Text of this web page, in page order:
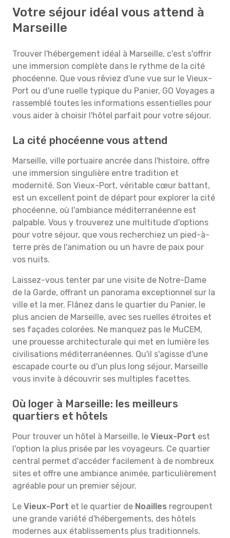
Votre séjour idéal vous attend à
Marseille
Trouver l'hébergement idéal à Marseille, c'est s'offrir
une immersion complète dans le rythme de la cité
phocéenne. Que vous rêviez d'une vue sur le Vieux-
Port ou d'une ruelle typique du Panier, GO Voyages a
rassemblé toutes les informations essentielles pour
vous aider à choisir l'hôtel parfait pour votre séjour.
La cité phocéenne vous attend
Marseille, ville portuaire ancrée dans l'histoire, offre
une immersion singulière entre tradition et
modernité. Son Vieux-Port, véritable cœur battant,
est un excellent point de départ pour explorer la cité
phocéenne, où l'ambiance méditerranéenne est
palpable. Vous y trouverez une multitude d'options
pour votre séjour, que vous recherchiez un pied-à-
terre près de l'animation ou un havre de paix pour
vos nuits.
Laissez-vous tenter par une visite de Notre-Dame
de la Garde, offrant un panorama exceptionnel sur la
ville et la mer. Flânez dans le quartier du Panier, le
plus ancien de Marseille, avec ses ruelles étroites et
ses façades colorées. Ne manquez pas le MuCEM,
une prouesse architecturale qui met en lumière les
civilisations méditerranéennes. Qu'il s'agisse d'une
escapade courte ou d'un plus long séjour, Marseille
vous invite à découvrir ses multiples facettes.
Où loger à Marseille: les meilleurs
quartiers et hôtels
Pour trouver un hôtel à Marseille, le Vieux-Port est
l'option la plus prisée par les voyageurs. Ce quartier
central permet d'accéder facilement à de nombreux
sites et offre une ambiance animée, particulièrement
agréable pour un premier séjour.
Le Vieux-Port et le quartier de Noailles regroupent
une grande variété d'hébergements, des hôtels
modernes aux établissements plus traditionnels.